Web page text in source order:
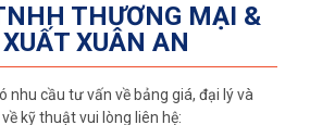
THƯƠNG MẠI &
XUÂN AN
nhu cầu tư vấn về bảng giá, đại lý và
kỹ thuật vui lòng liên hệ: